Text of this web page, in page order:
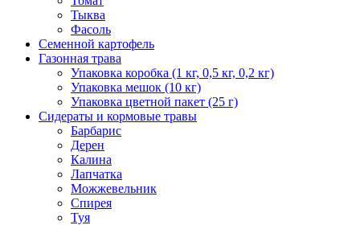
Тыква
Фасоль
Семенной картофель
Газонная трава
Упаковка коробка (1 кг, 0,5 кг, 0,2 кг)
Упаковка мешок (10 кг)
Упаковка цветной пакет (25 г)
Сидераты и кормовые травы
Барбарис
Дерен
Калина
Лапчатка
Можжевельник
Спирея
Туя